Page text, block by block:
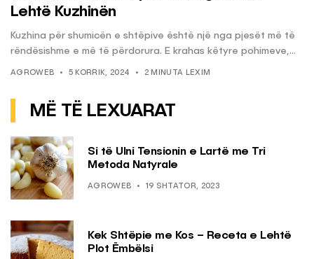
Lehtë Kuzhinën
Kuzhina për shumicën e shtëpive është një nga pjesët më të
rëndësishme e më të përdorura. E krahas këtyre pohimeve,...
AGROWEB 5 KORRIK, 2024 2 MINUTA LEXIM
MË TË LEXUARAT
Si të Ulni Tensionin e Lartë me Tri
Metoda Natyrale
AGROWEB 19 SHTATOR, 2023
Kek Shtëpie me Kos – Receta e Lehtë
Plot Ëmbëlsi